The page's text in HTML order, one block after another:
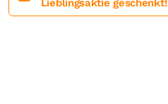
Lieblingsaktie geschenkt!